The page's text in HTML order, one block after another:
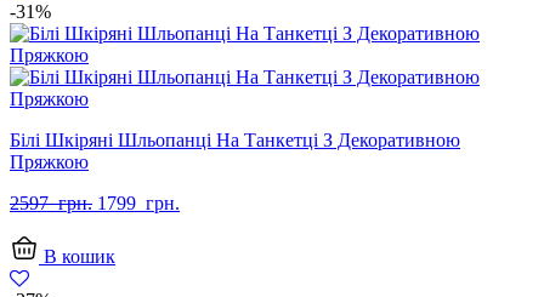
-31%
Білі Шкіряні Шльопанці На Танкетці З Декоративною
Пряжкою
2597 грн. Оригінальна
грн..
1799 грн.
В кошик